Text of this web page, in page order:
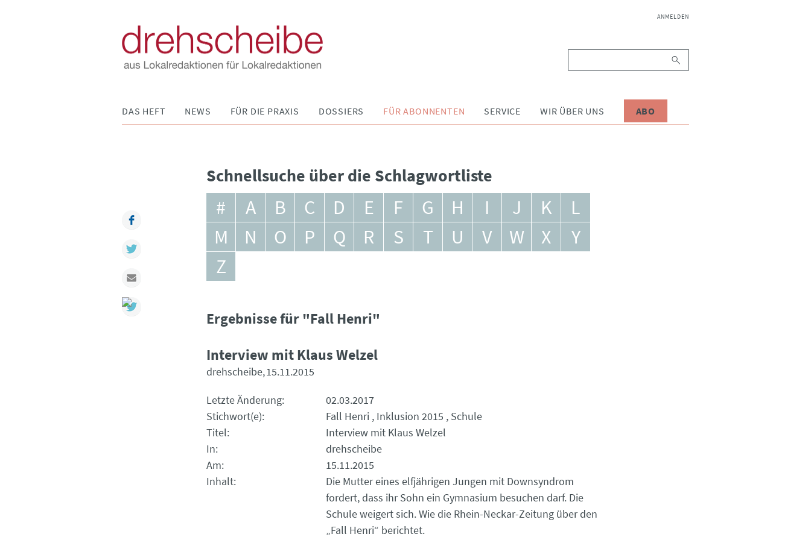
NAVIGATION
ANMELDEN
DAS HEFT NEWS FÜR DIE PRAXIS DOSSIERS FÜR ABONNENTEN SERVICE WIR ÜBER UNS ABO
Schnellsuche über die Schlagwortliste
# A B C D E F G H I J K
L
M
N O P Q R S T U V W X
Y
Z
Ergebnisse für "Fall Henri"
Interview mit Klaus Welzel
drehscheibe 15.11.2015
Letzte Änderung
02.03.2017
Stichwort(e)
Fall Henri Inklusion 2015
Schule
Titel
Interview mit Klaus Welzel
In
drehscheibe
Am
15.11.2015
Inhalt
Die Mutter eines elfjährigen Jungen mit Downsyndrom
fordert, dass ihr Sohn ein Gymnasium besuchen darf. Die
Schule weigert sich. Wie die Rhein-Neckar-Zeitung über den
„Fall Henri“ berichtet.